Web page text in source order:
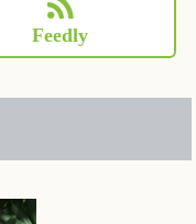
Feedly